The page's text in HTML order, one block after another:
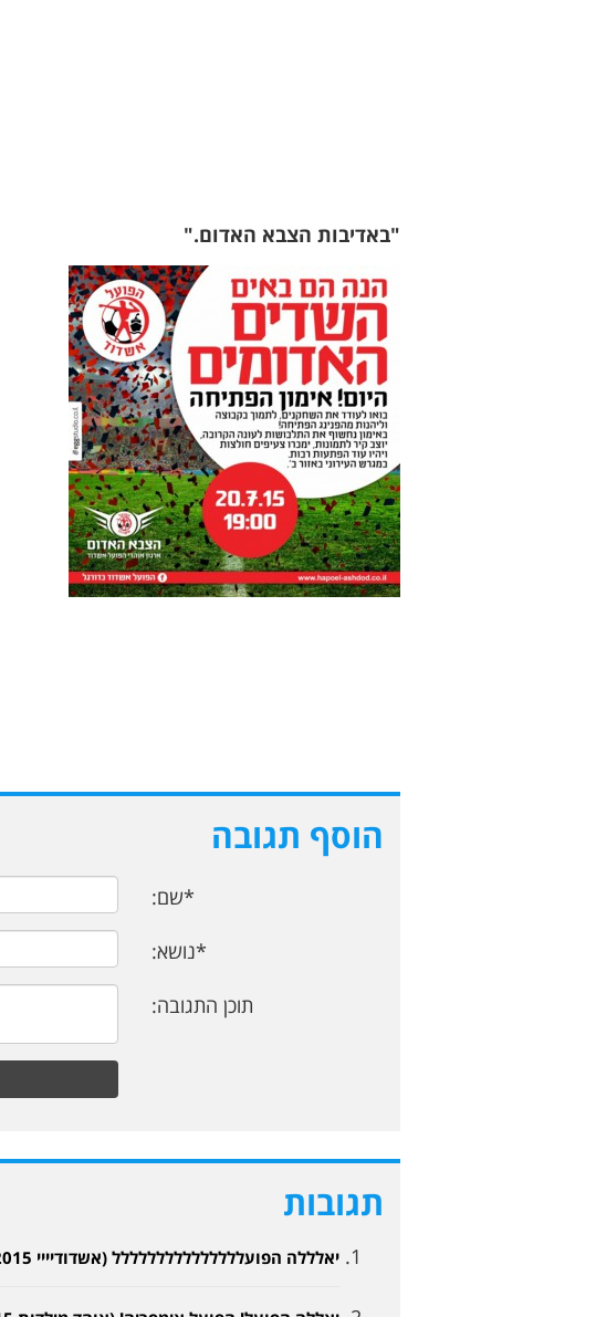
"באדיבות הצבא האדום."
הוסף תגובה
*שם:
*נושא:
תוכן התגובה:
תגובות
יאלללה הפועללללללללללללללל (אשדודיייי 20-07-2015, 12:03)